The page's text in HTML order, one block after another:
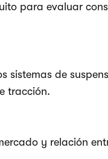
para evaluar
sistemas de
tracción.
y relación